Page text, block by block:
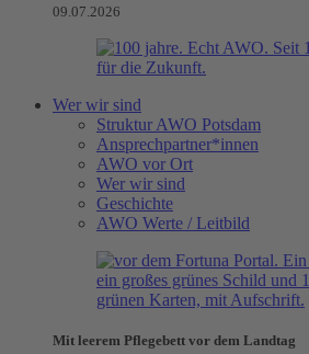
09.07.2026
Wer wir sind
Struktur AWO Potsdam
Ansprechpartner*innen
AWO vor Ort
Wer wir sind
Geschichte
AWO Werte / Leitbild
Mit leerem Pflegebett vor dem Landtag